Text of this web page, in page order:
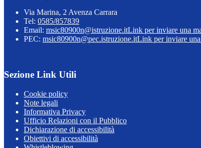
Via Marina, 2 Avenza Carrara
Tel: 0585/857839
Email: msic80900n@istruzione.itLink per inviare una
PEC: msic80900n@pec.istruzione.itLink per inviare
Sezione Link Utili
Cookie policy
Note legali
Informativa Privacy
Ufficio Relazioni con il Pubblico
Dichiarazione di accessibilità
Obiettivi di accessibilità